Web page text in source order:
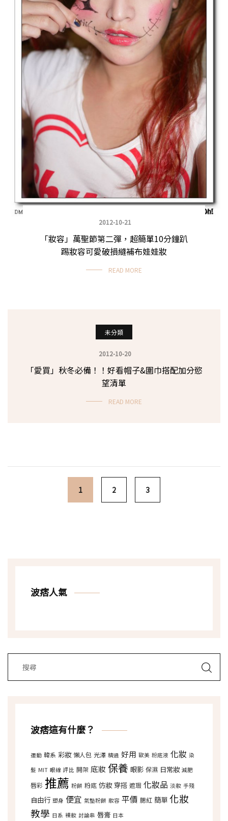
2012-10-21
「妝容」萬聖節第二彈，超簡單10分鐘趴
踢妝容可愛破損縫補布娃娃妝
READ MORE
未分類
2012-10-20
「愛買」秋冬必備！！好看帽子&圍巾搭配加分慾
望清單
READ MORE
Posts navigation
1 2 3
波痞人氣
波痞這有什麼？
運動 韓系 彩妝 懶人包 光澤 精選 好用 歐美 粉底液 化妝 染
髮 MIT 眼線 評比 開架 底妝 保養 眼影 保濕 日常妝 減肥
唇彩 推薦 粉餅 粉底 仿妝 穿搭 遮瑕 化妝品 淡妝 手殘
自由行 塑身 便宜 氣墊粉餅 妝容 平價 腮紅 簡單 化妝
教學 日系 裸妝 討論串 唇膏 日本